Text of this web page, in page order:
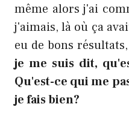
même alors j'ai
j'aimais, là où ça
eu de bons résultats,
je me suis dit,
Qu'est-ce qui me
je fais bien?